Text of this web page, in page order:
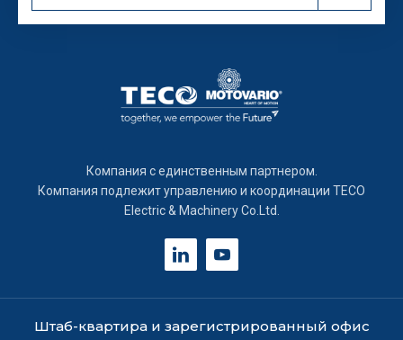
Approfondisci come vengono elaborati i tuoi dati personali
Informativa breve e consenso all’uso dei cookie.
necessari per ottimizzare la navigazione
cookie non occorre l’acquisizione del tuo consenso.
ed aggregate, al fine di ottimizzare il sito. Per questi
Компания с единственным партнером.
Компания подлежит управлению и координации TECO
Electric & Machinery Co.Ltd.
Штаб-квартира и зарегистрированный офис